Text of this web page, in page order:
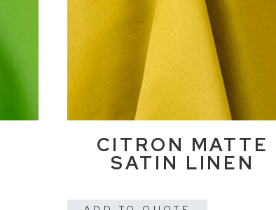
CITRON MATTE
SATIN LINEN